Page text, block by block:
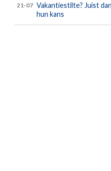
21-07 Vakantiestilte? Juist
hun kans